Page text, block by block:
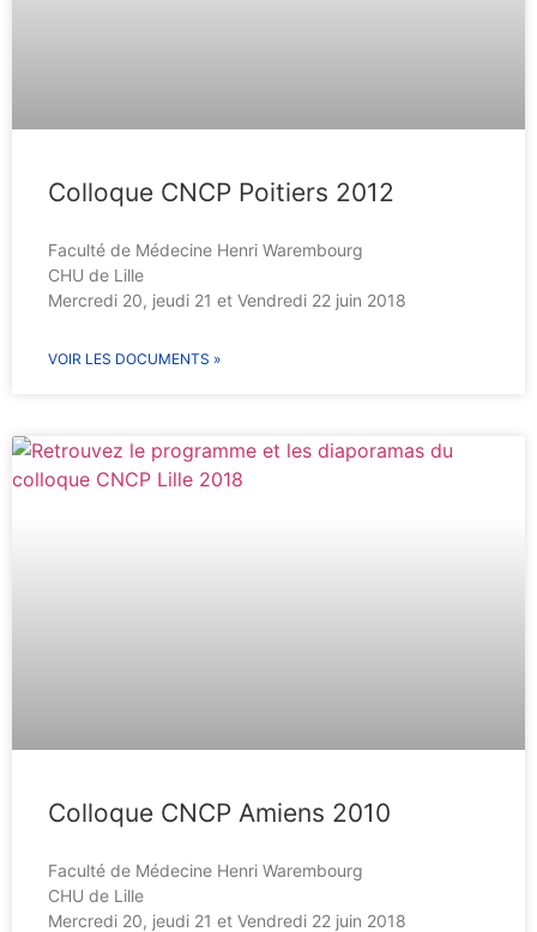
Colloque CNCP Poitiers 2012
Faculté de Médecine Henri Warembourg
CHU de Lille
Mercredi 20, jeudi 21 et Vendredi 22 juin 2018
VOIR LES DOCUMENTS »
Colloque CNCP Amiens 2010
Faculté de Médecine Henri Warembourg
CHU de Lille
Mercredi 20, jeudi 21 et Vendredi 22 juin 2018